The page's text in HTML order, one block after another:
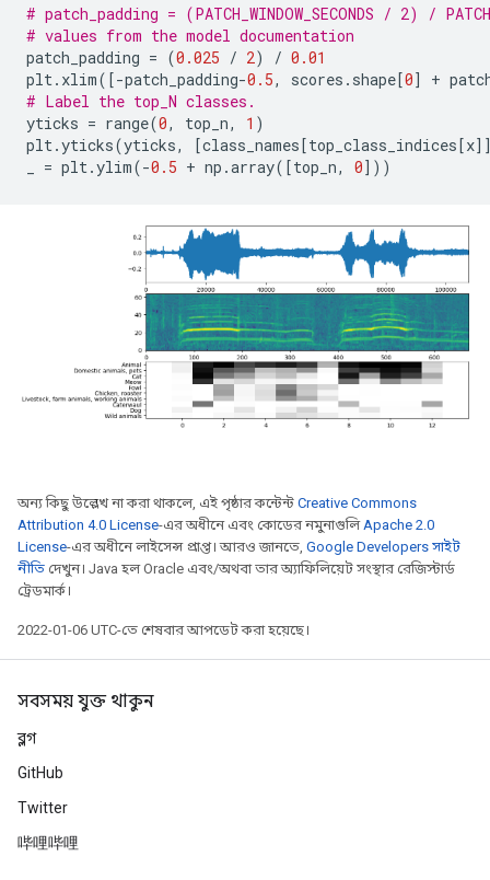
# patch_padding = (PATCH_WINDOW_SECONDS / 2) /
# values from the model documentation
patch_padding = (0.025 / 2) / 0.01
plt. xlim([-patch_padding-0.5, scores . shape[0] +
# Label the top_N classes.
yticks = range(0, top_n, 1 )
plt.yticks(yticks, [class_names[top_class_indices[x
= plt.ylim(-0.5 + np .array([top_n, 0]))
অন্য কিছু উল্লেখ না করা থাকলে, এই পৃষ্ঠার কন্টেন্ট Creative Commons
Attribution 4.0 License-এর অধীনে এবং কোডের নমুনাগুলিApache 2.0
License-এর অধীনে লাইসেন্স প্রাপ্ত। আরও জানতে, Google Developers সাইট
নীতি দেখুন। Java হল Oracle এবং/অথবা তার অ্যাফিলিয়েট সংস্থার রেজিস্টার্ড
ট্রেডমার্ক।
2022-01-06 UTC-তে শেষবার আপডেট করা হয়েছে।
সবসময় যুক্ত থাকুন
ব্লগ
GitHub
Twitter
哔哩哔哩